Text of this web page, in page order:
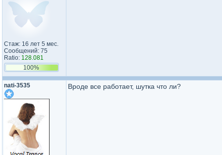
Стаж: 16 лет 5 мес.
Сообщений: 75
Ratio: 128.081
100%
nati-3535 Вроде все работает, шутка что ли?